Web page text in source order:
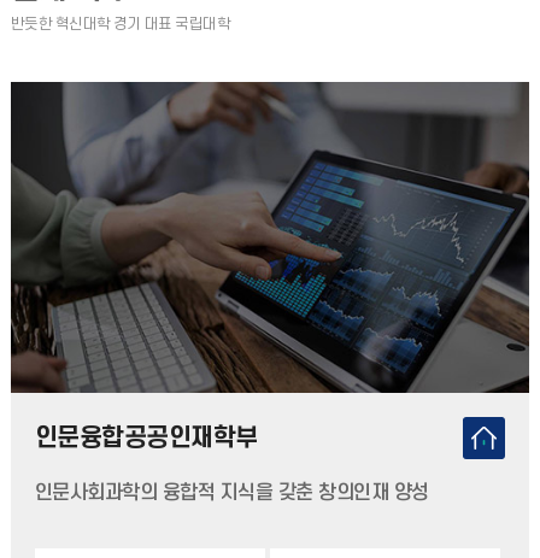
인문융합공공인재학부
인문사회과학의 융합적 지식을 갖춘 창의인재 양성